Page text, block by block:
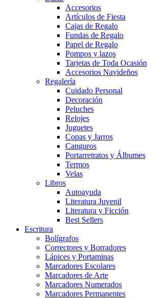
Accesorios
Artículos de Fiesta
Cajas de Regalo
Fundas de Regalo
Papel de Regalo
Pompos y lazos
Tarjetas de Toda Ocasión
Accesorios Navideños
Regalería
Cuidado Personal
Decoración
Peluches
Relojes
Juguetes
Copas y Jarros
Canguros
Portarretratos y Álbumes
Termos
Velas
Libros
Autoayuda
Literatura Juvenil
Literatura y Ficción
Best Sellers
Escritura
Bolígrafos
Correctores y Borradores
Lápices y Portaminas
Marcadores Escolares
Marcadores de Arte
Marcadores Numerados
Marcadores Permanentes